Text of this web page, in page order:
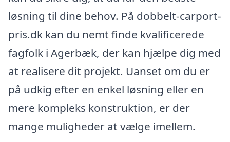
løsning til dine behov. På dobbelt-carport-
pris.dk kan du nemt finde kvalificerede
fagfolk i Agerbæk, der kan hjælpe dig med
at realisere dit projekt. Uanset om du er
på udkig efter en enkel løsning eller en
mere kompleks konstruktion, er der
mange muligheder at vælge imellem.